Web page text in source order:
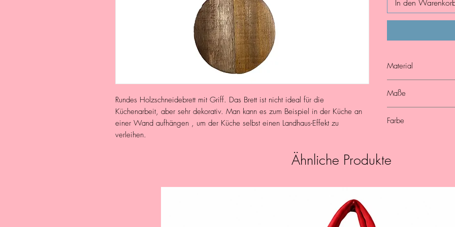
Rundes Holzschneidebrett mit Griff. Das Brett ist nicht ideal für die
Küchenarbeit, aber sehr dekorativ. Man kann es zum Beispiel in der Küche an
einer Wand aufhängen , um der Küche selbst einen Landhaus-Effekt zu
verleihen.
In den
Material
Maße
Breite: 24,5 cm
Farbe
Ähnliche Produkte